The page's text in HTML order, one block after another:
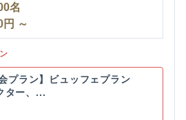
名
円 ～
プラン】ビュッフェプラン
ター、...